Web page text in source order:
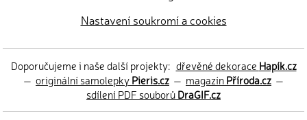
Nastavení soukromí a cookies
Doporučujeme i naše další projekty: dřevěné dekorace Hapík.cz
— originální samolepkyPieris.cz — magazínPříroda.cz —
sdílení PDF souborůDraGIF.cz